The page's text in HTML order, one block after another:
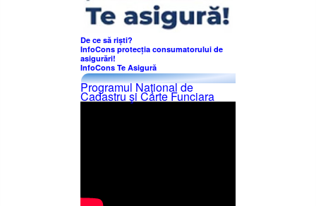
De ce să riști?
InfoCons protecția consumatorului de
asigurări!
InfoCons Te Asigură
Programul Naţional de
Cadastru şi Carte Funciara